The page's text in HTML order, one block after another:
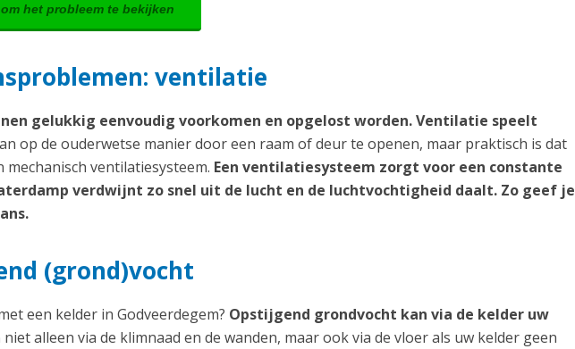
het probleem te bekijken
ventilatie
gelukkig eenvoudig voorkomen en opgelost worden. Ventilatie speelt
op de ouderwetse manier door een raam of deur te openen, maar praktisch is dat
ventilatiesysteem. Een ventilatiesysteem zorgt voor een constante
verdwijnt zo snel uit de lucht en de luchtvochtigheid daalt. Zo geef je
(grond)vocht
een kelder in Godveerdegem? Opstijgend grondvocht kan via de kelder uw
alleen via de klimnaad en de wanden, maar ook via de vloer als uw kelder geen